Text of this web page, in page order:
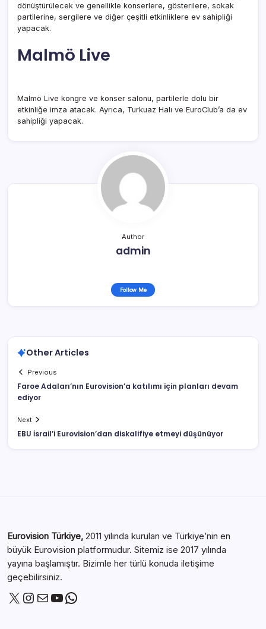
dönüştürülecek ve genellikle konserlere, gösterilere, sokak
partilerine, sergilere ve diğer çeşitli etkinliklere ev sahipliği
yapacak.
Malmö Live
Malmö Live kongre ve konser salonu, partilerle dolu bir
etkinliğe imza atacak. Ayrıca, Turkuaz Halı ve EuroClub’a da ev
sahipliği yapacak.
Author
admin
Follow Me
Other Articles
Previous
Faroe Adaları’nın Eurovision’a katılımı için planları devam
ediyor
Next
EBU İsrail’i Eurovision’dan diskalifiye etmeyi düşünüyor
Eurovision Türkiye, 2011 yılında kurulan ve Türkiye’nin en
büyük Eurovision platformudur. Sitemiz ise 2017 yılında
yayına başlamıştır. Bizimle her türlü konuda iletişime
geçebilirsiniz.